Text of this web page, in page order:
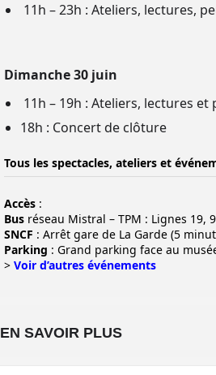
11h – 23h : Ateliers, lectures,
Dimanche 30 juin
11h – 19h : Ateliers, lectures
18h : Concert de clôture
Tous les spectacles, ateliers et
Accès :
Bus réseau Mistral – TPM : Lignes 19,
SNCF : Arrêt gare de La Garde (5
Parking : Grand parking face au
> Voir d’autres événements
EN SAVOIR PLUS